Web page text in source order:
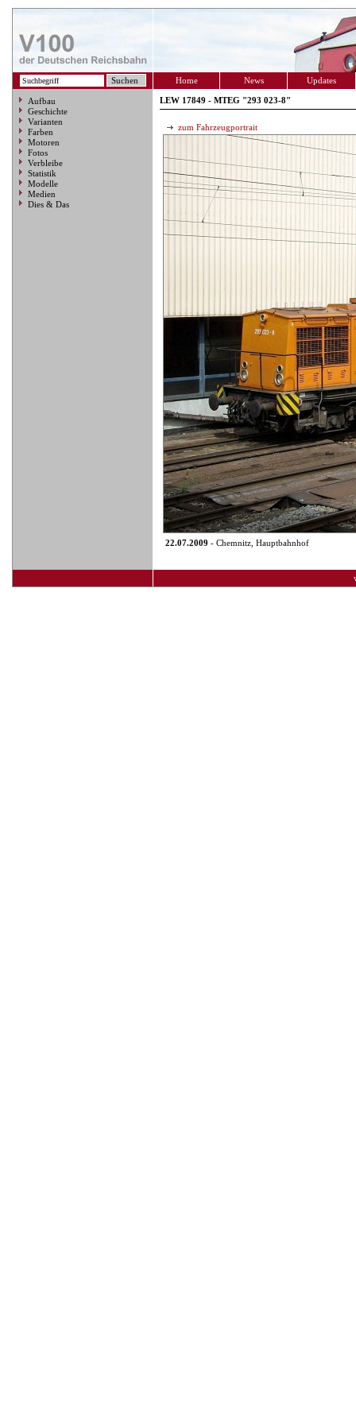
Home News Updates
Aufbau
Geschichte
Varianten
Farben
Motoren
Fotos
Verbleibe
Statistik
Modelle
Medien
Dies & Das
LEW 17849 - MTEG "293 023-8"
zum Fahrzeugportrait
22.07.2009 - Chemnitz, Hauptbahnhof